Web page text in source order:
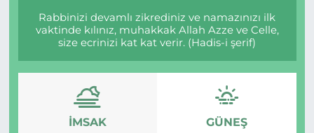
Rabbinizi devamlı zikrediniz ve namazınızı ilk
vaktinde kılınız, muhakkak Allah Azze ve Celle,
size ecrinizi kat kat verir. (Hadis-i şerif)
İMSAK GÜNEŞ